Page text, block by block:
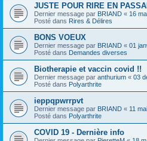
JUSTE POUR RIRE EN
Dernier message par BRIAND « 16
Posté dans Rires & Délires
BONS VOEUX
Dernier message par BRIAND « 01
Posté dans Demandes diverses
Biotherapie et vaccin covid !!
Dernier message par anthurium « 03
Posté dans Polyarthrite
ieppqpwrrpvt
Dernier message par BRIAND « 11
Posté dans Polyarthrite
COVID 19 - Dernière info